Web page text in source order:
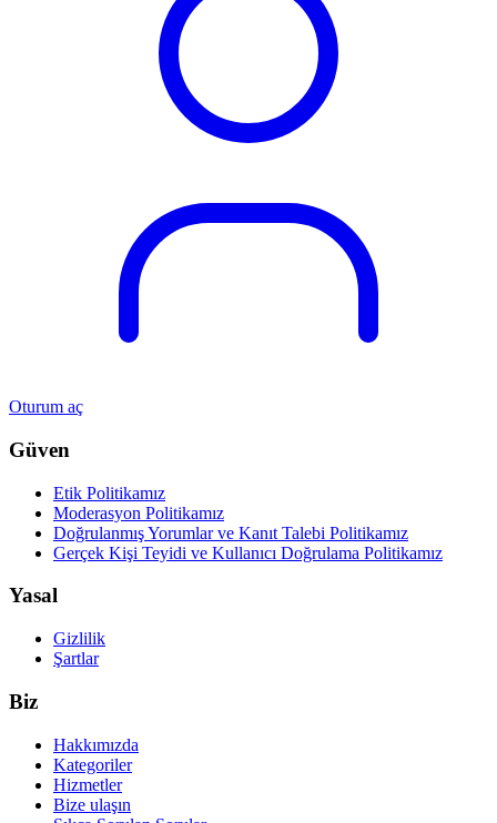
Oturum aç
Güven
Etik Politikamız
Moderasyon Politikamız
Doğrulanmış Yorumlar ve Kanıt Talebi Politikamız
Gerçek Kişi Teyidi ve Kullanıcı Doğrulama Politikamız
Yasal
Gizlilik
Şartlar
Biz
Hakkımızda
Kategoriler
Hizmetler
Bize ulaşın